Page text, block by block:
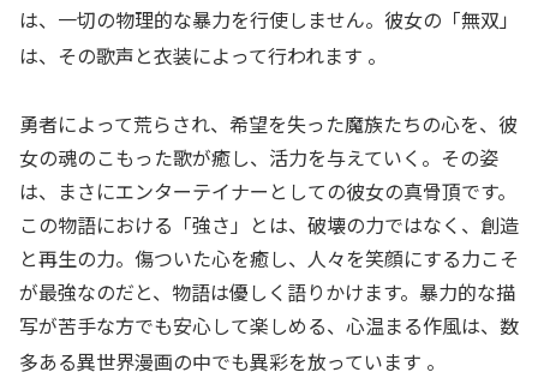
は、一切の物理的な暴力を行使しません。彼女の「無双」
は、その歌声と衣装によって行われます 。
勇者によって荒らされ、希望を失った魔族たちの心を、彼
女の魂のこもった歌が癒し、活力を与えていく。その姿
は、まさにエンターテイナーとしての彼女の真骨頂です。
この物語における「強さ」とは、破壊の力ではなく、創造
と再生の力。傷ついた心を癒し、人々を笑顔にする力こそ
が最強なのだと、物語は優しく語りかけます。暴力的な描
写が苦手な方でも安心して楽しめる、心温まる作風は、数
多ある異世界漫画の中でも異彩を放っています 。